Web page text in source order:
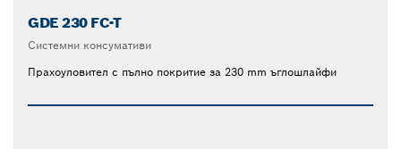
GDE 230 FC-T
Системни консумативи
Прахоуловител с пълно покритие за 230 mm ъглошлайфи